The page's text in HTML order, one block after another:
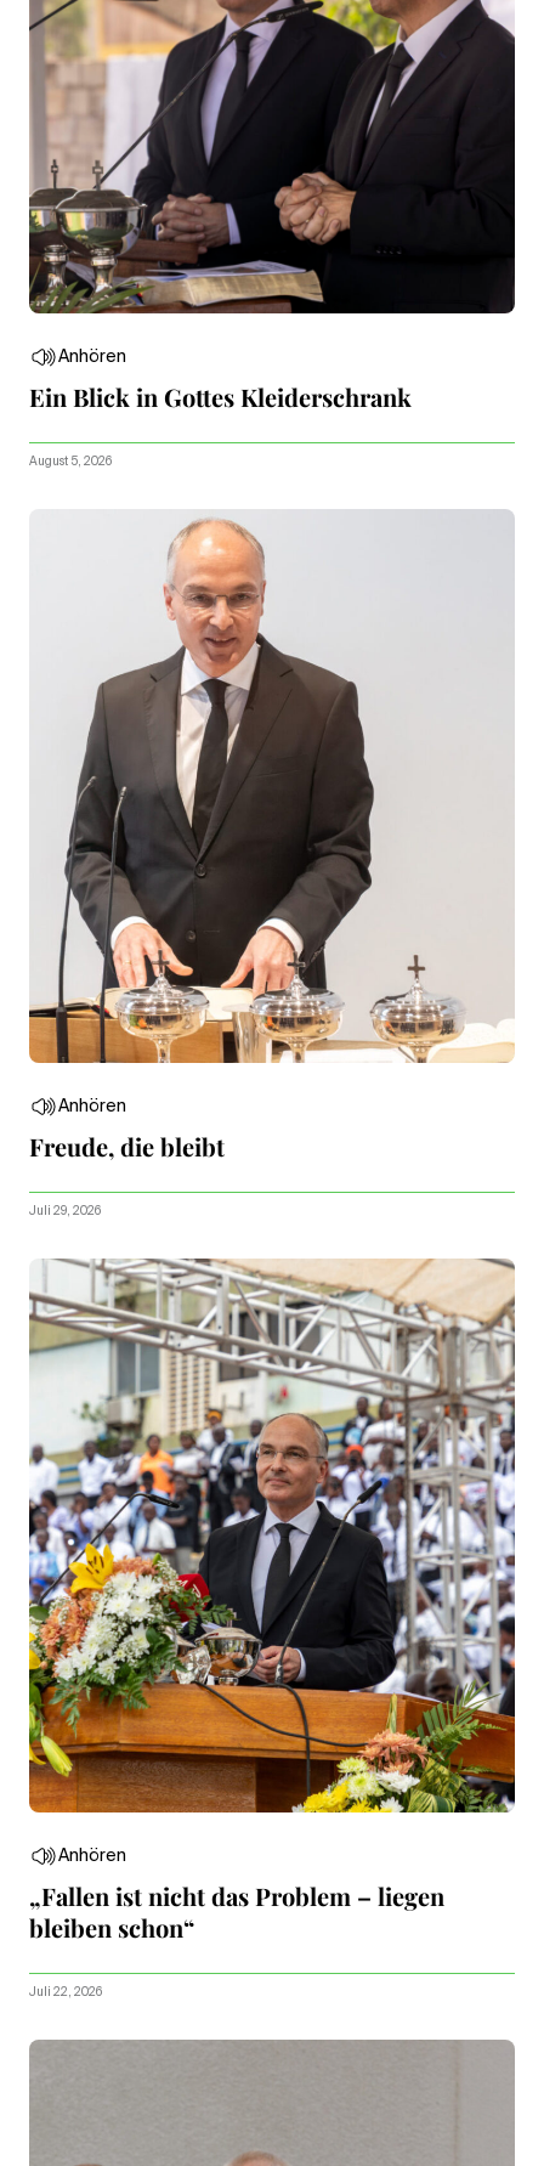
Anhören
Ein Blick in Gottes Kleiderschrank
August 5, 2026
Anhören
Freude, die bleibt
Juli 29, 2026
Anhören
„Fallen ist nicht das Problem – liegen
bleiben schon“
Juli 22, 2026